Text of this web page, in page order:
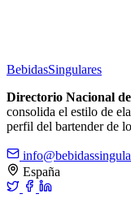
BebidasSingulares
Directorio Nacional
consolida el estilo de
perfil del bartender de
España